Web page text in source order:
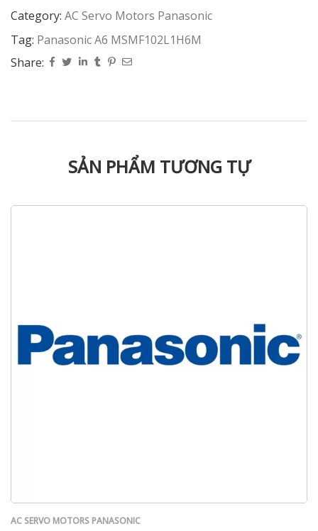
Category: AC Servo Motors Panasonic
Tag: Panasonic A6 MSMF102L1H6M
Share:
SẢN PHẨM TƯƠNG TỰ
AC SERVO MOTORS PANASONIC